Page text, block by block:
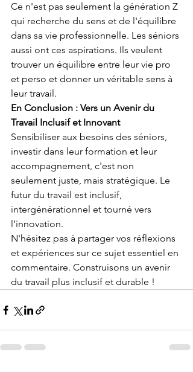
Ce n'est pas seulement la génération Z
qui recherche du sens et de l'équilibre
dans sa vie professionnelle. Les séniors
aussi ont ces aspirations. Ils veulent
trouver un équilibre entre leur vie pro
et perso et donner un véritable sens à
leur travail.
En Conclusion : Vers un Avenir du
Travail Inclusif et Innovant
Sensibiliser aux besoins des séniors,
investir dans leur formation et leur
accompagnement, c'est non
seulement juste, mais stratégique. Le
futur du travail est inclusif,
intergénérationnel et tourné vers
l'innovation.
N'hésitez pas à partager vos réflexions
et expériences sur ce sujet essentiel en
commentaire. Construisons un avenir
du travail plus inclusif et durable !